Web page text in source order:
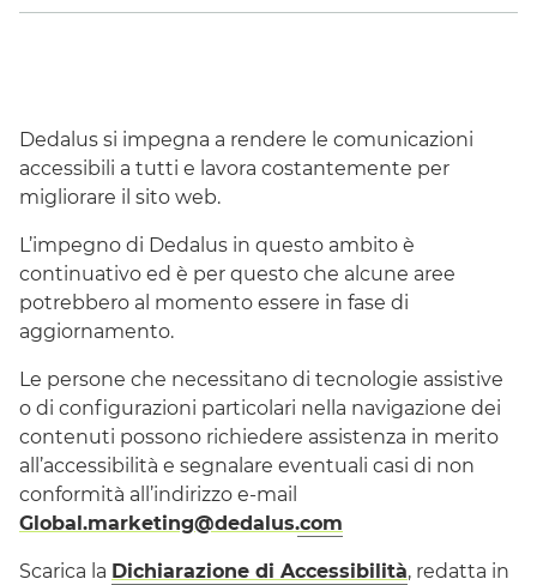
Dedalus si impegna a rendere le comunicazioni
accessibili a tutti e lavora costantemente per
migliorare il sito web.
L’impegno di Dedalus in questo ambito è
continuativo ed è per questo che alcune aree
potrebbero al momento essere in fase di
aggiornamento.
Le persone che necessitano di tecnologie assistive
o di configurazioni particolari nella navigazione dei
contenuti possono richiedere assistenza in merito
all’accessibilità e segnalare eventuali casi di non
conformità all’indirizzo e-mail
Global.marketing@dedalus.com
Scarica la Dichiarazione di Accessibilità, redatta in